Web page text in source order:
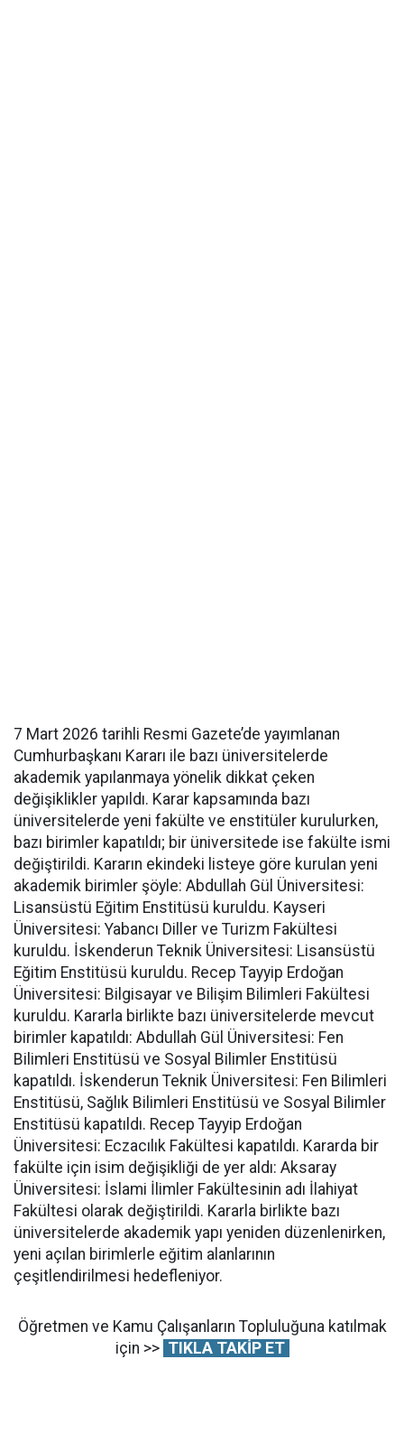
7 Mart 2026 tarihli Resmi Gazete’de yayımlanan
Cumhurbaşkanı Kararı ile bazı üniversitelerde
akademik yapılanmaya yönelik dikkat çeken
değişiklikler yapıldı. Karar kapsamında bazı
üniversitelerde yeni fakülte ve enstitüler kurulurken,
bazı birimler kapatıldı; bir üniversitede ise fakülte ismi
değiştirildi. Kararın ekindeki listeye göre kurulan yeni
akademik birimler şöyle: Abdullah Gül Üniversitesi:
Lisansüstü Eğitim Enstitüsü kuruldu. Kayseri
Üniversitesi: Yabancı Diller ve Turizm Fakültesi
kuruldu. İskenderun Teknik Üniversitesi: Lisansüstü
Eğitim Enstitüsü kuruldu. Recep Tayyip Erdoğan
Üniversitesi: Bilgisayar ve Bilişim Bilimleri Fakültesi
kuruldu. Kararla birlikte bazı üniversitelerde mevcut
birimler kapatıldı: Abdullah Gül Üniversitesi: Fen
Bilimleri Enstitüsü ve Sosyal Bilimler Enstitüsü
kapatıldı. İskenderun Teknik Üniversitesi: Fen Bilimleri
Enstitüsü, Sağlık Bilimleri Enstitüsü ve Sosyal Bilimler
Enstitüsü kapatıldı. Recep Tayyip Erdoğan
Üniversitesi: Eczacılık Fakültesi kapatıldı. Kararda bir
fakülte için isim değişikliği de yer aldı: Aksaray
Üniversitesi: İslami İlimler Fakültesinin adı İlahiyat
Fakültesi olarak değiştirildi. Kararla birlikte bazı
üniversitelerde akademik yapı yeniden düzenlenirken,
yeni açılan birimlerle eğitim alanlarının
çeşitlendirilmesi hedefleniyor.
Öğretmen ve Kamu Çalışanların Topluluğuna katılmak
için >> TIKLA TAKİP ET